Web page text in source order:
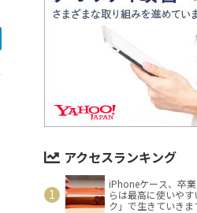
アクセスランキング
iPhoneケース、卒
らは最高に使いや
ク」で生きていきま